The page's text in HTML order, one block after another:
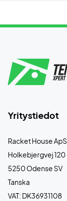
Yritystiedot
Racket House ApS
Holkebjergvej 120
5250 Odense SV
Tanska
VAT: DK36931108